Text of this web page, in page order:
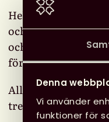
Denna
Vi använder
funktioner för
Helt ny
och Svenska
och
för läsåldern 9-12
All statistik är
trenden och